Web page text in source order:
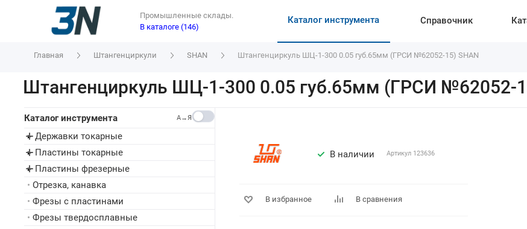
Промышленные склады.
В каталоге (146)
Каталог инструмента Справочник
Главная Штангенциркули SHAN Штангенциркуль ШЦ-1-300 0.05 губ.65мм (ГРСИ №62052-15) SHAN
Штангенциркуль ШЦ-1-300 0.05 губ.65мм (ГРСИ №62052-
В наличии Артикул 123636
В избранное В сравнения
Каталог инструмента A→Я
▸ Державки токарные
▸ Пластины токарные
▸ Пластины фрезерные
• Отрезка, канавка
• Фрезы с пластинами
• Фрезы твердосплавные